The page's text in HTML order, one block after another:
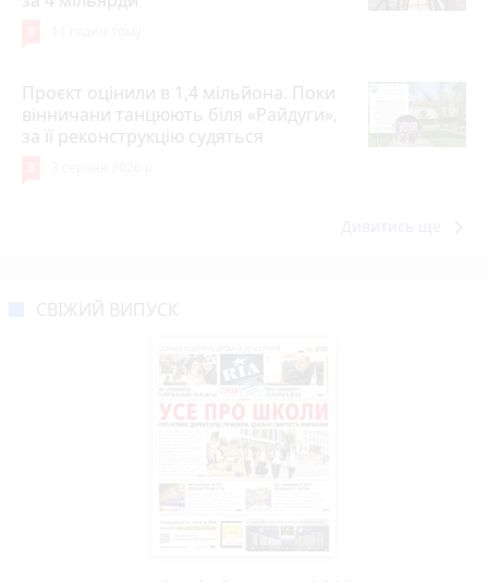
Проєкт оцінили в 1,4 мільйона. Поки
вінничани танцюють біля «Райдуги»,
за її реконструкцію судяться